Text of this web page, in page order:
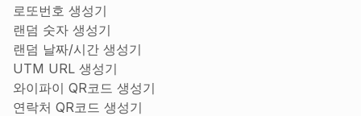
로또번호 생성기
랜덤 숫자 생성기
랜덤 날짜/시간 생성기
UTM URL 생성기
와이파이 QR코드 생성기
연락처 QR코드 생성기